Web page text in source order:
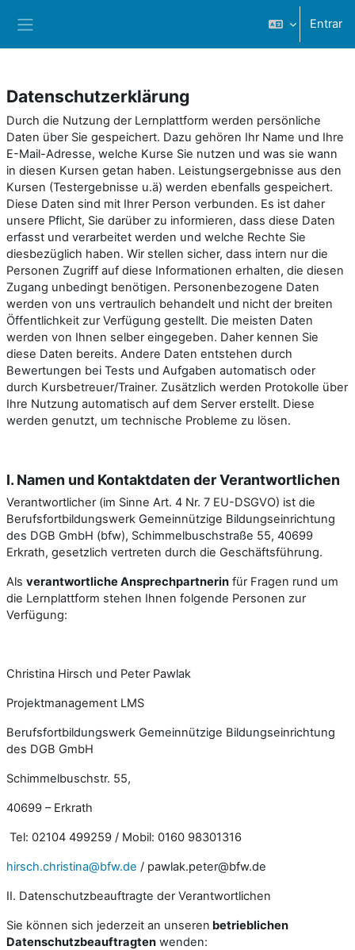
Entrar
Datenschutzerklärung
Durch die Nutzung der Lernplattform werden persönliche
Daten über Sie gespeichert. Dazu gehören Ihr Name und Ihre
E-Mail-Adresse, welche Kurse Sie nutzen und was sie wann
in diesen Kursen getan haben. Leistungsergebnisse aus den
Kursen (Testergebnisse u.ä) werden ebenfalls gespeichert.
Diese Daten sind mit Ihrer Person verbunden. Es ist daher
unsere Pflicht, Sie darüber zu informieren, dass diese Daten
erfasst und verarbeitet werden und welche Rechte Sie
diesbezüglich haben. Wir stellen sicher, dass intern nur die
Personen Zugriff auf diese Informationen erhalten, die diesen
Zugang unbedingt benötigen. Personenbezogene Daten
werden von uns vertraulich behandelt und nicht der breiten
Öffentlichkeit zur Verfügung gestellt. Die meisten Daten
werden von Ihnen selber eingegeben. Daher kennen Sie
diese Daten bereits. Andere Daten entstehen durch
Bewertungen bei Tests und Aufgaben automatisch oder
durch Kursbetreuer/Trainer. Zusätzlich werden Protokolle über
Ihre Nutzung automatisch auf dem Server erstellt. Diese
werden genutzt, um technische Probleme zu lösen.
I. Namen und Kontaktdaten der Verantwortlichen
Verantwortlicher (im Sinne Art. 4 Nr. 7 EU-DSGVO) ist die
Berufsfortbildungswerk Gemeinnützige Bildungseinrichtung
des DGB GmbH (bfw), Schimmelbuschstraße 55, 40699
Erkrath, gesetzlich vertreten durch die Geschäftsführung.
Als verantwortliche Ansprechpartnerin für Fragen rund um
die Lernplattform stehen Ihnen folgende Personen zur
Verfügung:
Christina Hirsch und Peter Pawlak
Projektmanagement LMS
Berufsfortbildungswerk Gemeinnützige Bildungseinrichtung
des DGB GmbH
Schimmelbuschstr. 55,
40699 – Erkrath
Tel: 02104 499259 / Mobil: 0160 98301316
hirsch.christina@bfw.de / pawlak.peter@bfw.de
II. Datenschutzbeauftragte der Verantwortlichen
Sie können sich jederzeit an unseren betrieblichen
Datenschutzbeauftragten wenden: